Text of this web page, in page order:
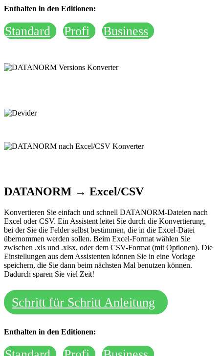
Enthalten in den Editionen:
Standard Profi Business
DATANORM → Excel/CSV
Konvertieren Sie einfach und schnell DATANORM-Dateien nach
Excel oder CSV. Ein Assistent leitet Sie durch die Konvertierung,
bei der Sie die Felder selbst bestimmen, die in die Excel-Datei
übernommen werden sollen. Beim Excel-Format wählen Sie
zwischen .xls und .xlsx, oder dem CSV-Format (mit Optionen). Die
Einstellungen aus dem Assistenten können Sie in eine Vorlage
speichern, die Sie dann beim nächsten Mal benutzen können.
Dadurch sparen Sie viel Zeit!
Schritt für Schritt Anleitung
Enthalten in den Editionen: